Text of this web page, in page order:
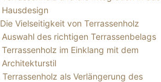
Hausdesign
Die Vielseitigkeit von Terrassenholz
Auswahl des richtigen Terrassenbelags
Terrassenholz im Einklang mit dem
Architekturstil
Terrassenholz als Verlängerung des